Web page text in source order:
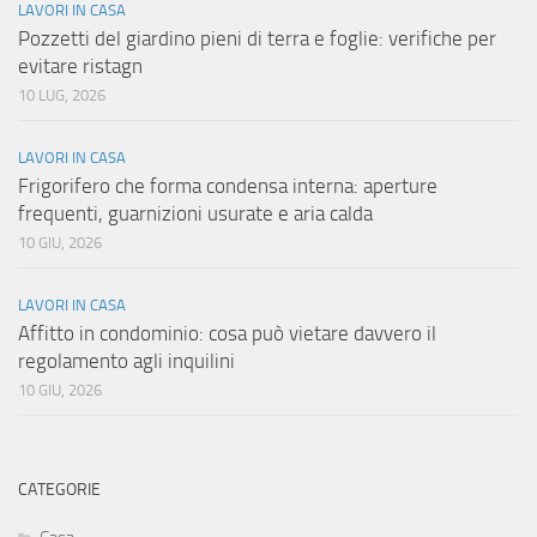
LAVORI IN CASA
Pozzetti del giardino pieni di terra e foglie: verifiche per
evitare ristagn
10 LUG, 2026
LAVORI IN CASA
Frigorifero che forma condensa interna: aperture
frequenti, guarnizioni usurate e aria calda
10 GIU, 2026
LAVORI IN CASA
Affitto in condominio: cosa può vietare davvero il
regolamento agli inquilini
10 GIU, 2026
CATEGORIE